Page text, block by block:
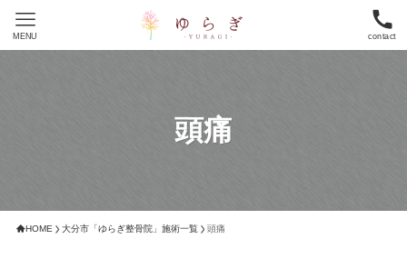
contact
MENU
頭痛
HOME 大分市「ゆらぎ整骨院」施術一覧 頭痛